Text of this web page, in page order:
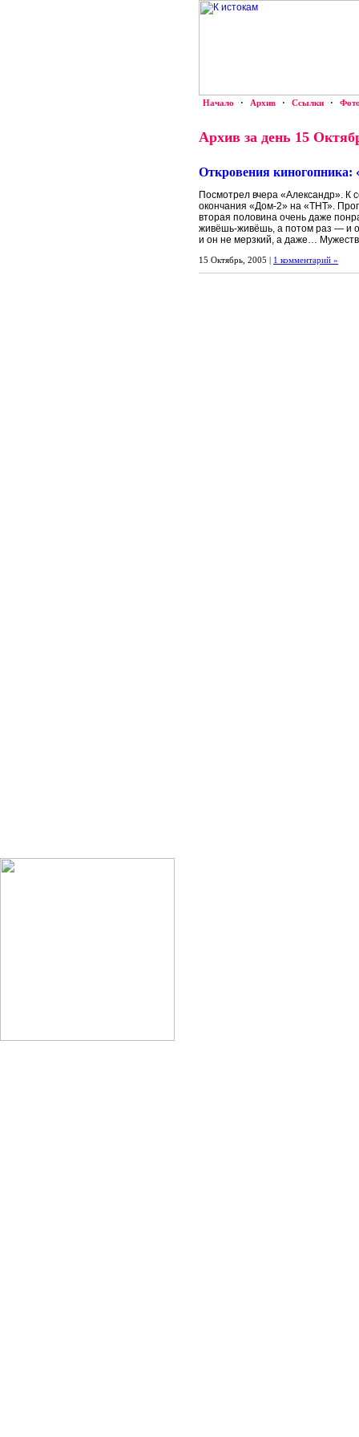
Начало · Архив · Ссылки ·
Архив за день 15
Откровения киногопника:
Посмотрел вчера «Александр». К
окончания «Дом-2» на «ТНТ».
вторая половина очень даже
живёшь-живёшь, а потом раз — и
и он не мерзкий, а даже…
15 Октябрь, 2005 | 1 комментарий »